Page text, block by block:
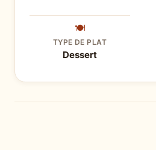
🍽
TYPE DE PLAT
Dessert